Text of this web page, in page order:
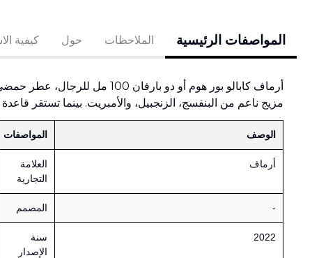
المواصفات الرئيسية الملاحظات حول كيفية
أرماف كابالو بور هوم أو
مزيج ناعم من البنفسج، الزنجبيل، والأمبريت. بينما تستقر
الوصف المواصفات
أرماف
العلامة
التجارية
- المصمم
2022
سنة
الإصدار